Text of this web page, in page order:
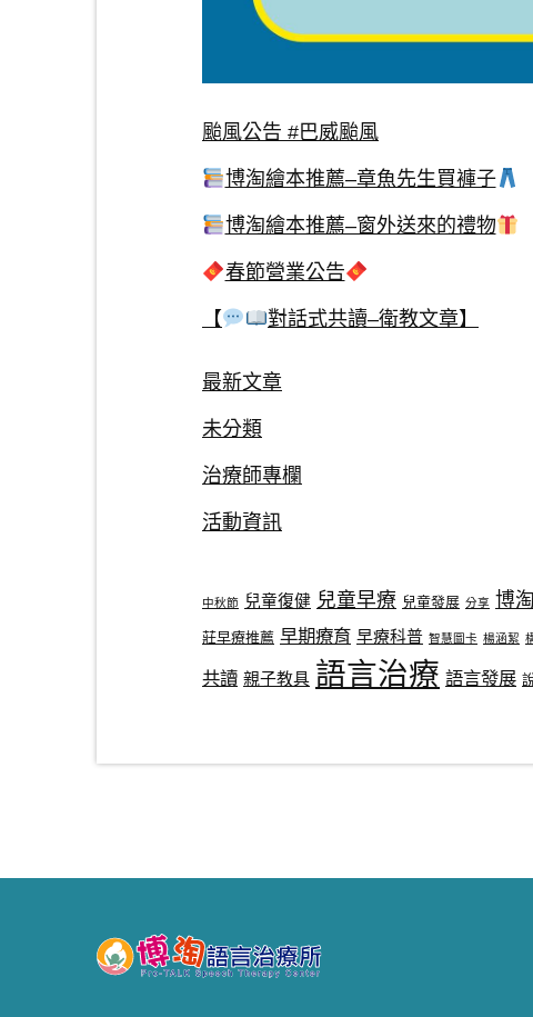
颱風公告 #巴威颱風
博淘繪本推薦–章魚先生買褲子
博淘繪本推薦–窗外送來的禮物
春節營業公告
【 對話式共讀–衛教文章】
最新文章
未分類
治療師專欄
活動資訊
中秋節 兒童復健 兒童早療 兒童發展 分享 博淘
莊早療推薦 早期療育 早療科普 智慧圖卡 楊涵絜
共讀 親子教具 語言治療 語言發展